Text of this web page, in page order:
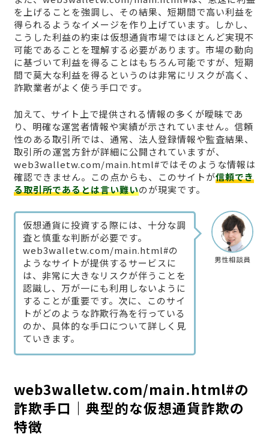
を上げることを強調し、その結果、短期間で高い利益を
得られるようなイメージを作り上げています。しかし、
こうした利益の約束は仮想通貨市場ではほとんど実現不
可能であることを理解する必要があります。市場の動向
に基づいて利益を得ることはもちろん可能ですが、短期
間で莫大な利益を得るというのは非常にリスクが高く、
詐欺業者がよく使う手口です。
加えて、サイト上で提供される情報の多くが曖昧であ
り、明確な運営者情報や実績が示されていません。信頼
性のある取引所では、通常、法人登録情報や監査結果、
取引所の運営方針が詳細に公開されていますが、
web3walletw.com/main.html#ではそのような情報は
確認できません。この点からも、このサイトが信頼でき
る取引所であるとは言い難いのが現実です。
男性相談員
仮想通貨に投資する際には、十分な調
査と慎重な判断が必要です。
web3walletw.com/main.html#の
ようなサイトが提供するサービスに
は、非常に大きなリスクが伴うことを
認識し、万が一にも利用しないように
することが重要です。次に、このサイ
トがどのような詐欺行為を行っている
のか、具体的な手口について詳しく見
ていきます。
web3walletw.com/main.html#の
詐欺手口｜典型的な仮想通貨詐欺の
特徴